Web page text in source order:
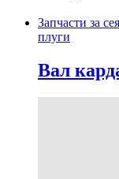
Запчасти за
плуги
Вал